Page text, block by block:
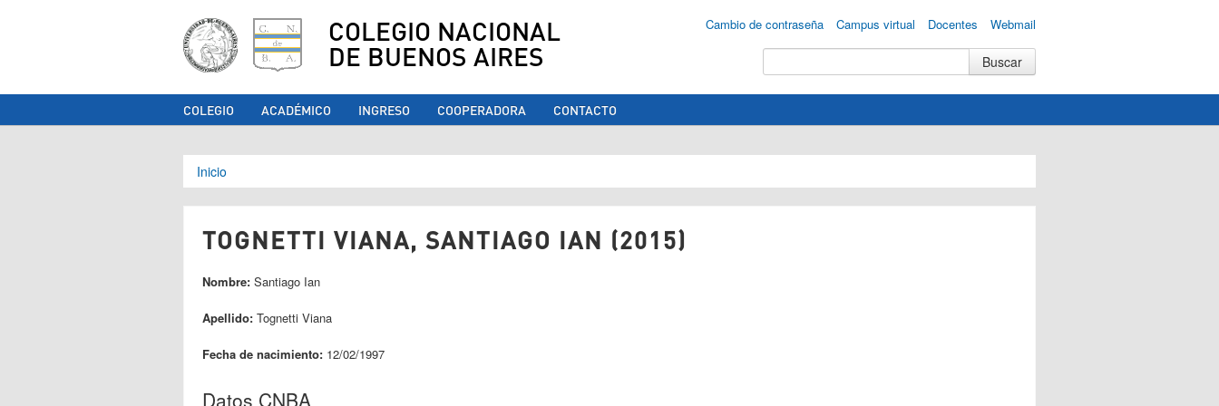
COLEGIO NACIONAL
DE BUENOS AIRES
Cambio de contraseña Campus virtual Docentes Webmail
COLEGIO ACADÉMICO INGRESO COOPERADORA CONTACTO
Se encuentra usted aquí
Inicio
TOGNETTI VIANA, SANTIAGO IAN (2015)
Nombre: Santiago Ian
Apellido: Tognetti Viana
Fecha de nacimiento: 12/02/1997
Datos CNBA